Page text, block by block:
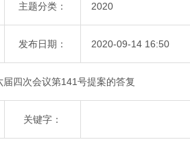
主题分类： 2020
发布日期： 2020-09-14 16:50
四次会议第141号提案的答复
关键字：